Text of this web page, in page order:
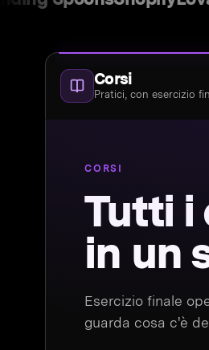
Corsi
Pratici, con esercizio
CORSI
Tutti i
in un
Esercizio finale
guarda cosa c'è